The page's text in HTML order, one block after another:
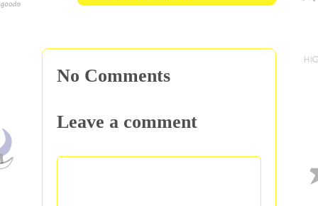
No Comments
Leave a comment